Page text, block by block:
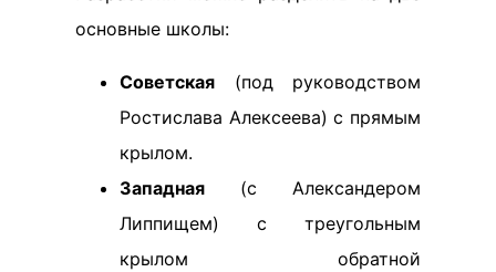
основные школы:
Советская (под руководством
Ростислава Алексеева) с прямым
крылом.
Западная (с Александером
Липпищем) с треугольным
крылом обратной